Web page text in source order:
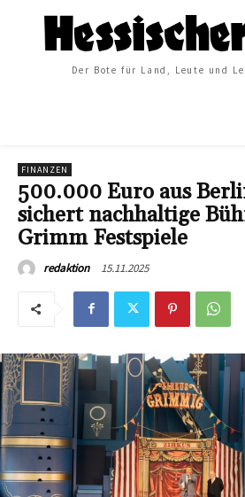
Der Bote für Land, Leute und
FINANZEN
500.000 Euro aus
sichert nachhaltige
Grimm Festspiele
redaktion 15.11.2025